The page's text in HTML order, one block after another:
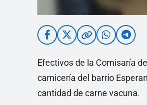
Efectivos de la Comisaría
carnicería del barrio
cantidad de carne vacuna.